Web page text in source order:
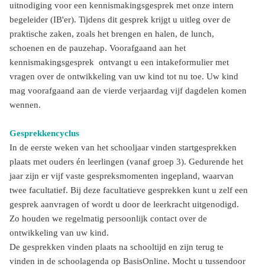
uitnodiging voor een kennismakingsgesprek met onze intern
begeleider (IB'er). Tijdens dit gesprek krijgt u uitleg over de
praktische zaken, zoals het brengen en halen, de lunch,
schoenen en de pauzehap. Voorafgaand aan het
kennismakingsgesprek ontvangt u een intakeformulier met
vragen over de ontwikkeling van uw kind tot nu toe. Uw kind
mag voorafgaand aan de vierde verjaardag vijf dagdelen komen
wennen.
Gesprekkencyclus
In de eerste weken van het schooljaar vinden startgesprekken
plaats met ouders én leerlingen (vanaf groep 3). Gedurende het
jaar zijn er vijf vaste gespreksmomenten ingepland, waarvan
twee facultatief. Bij deze facultatieve gesprekken kunt u zelf een
gesprek aanvragen of wordt u door de leerkracht uitgenodigd.
Zo houden we regelmatig persoonlijk contact over de
ontwikkeling van uw kind.
De gesprekken vinden plaats na schooltijd en zijn terug te
vinden in de schoolagenda op BasisOnline. Mocht u tussendoor